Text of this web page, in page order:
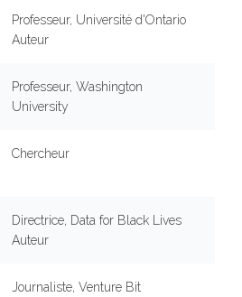
Professeur, Université d'Ontario
Auteur
Professeur, Washington
University
Chercheur
Directrice, Data for Black Lives
Auteur
Journaliste, Venture Bit